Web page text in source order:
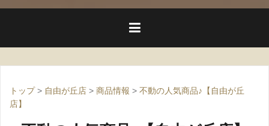
トップ> 自由が丘店 > 商品情報 > 不動の人気商品♪【自由が丘
店】